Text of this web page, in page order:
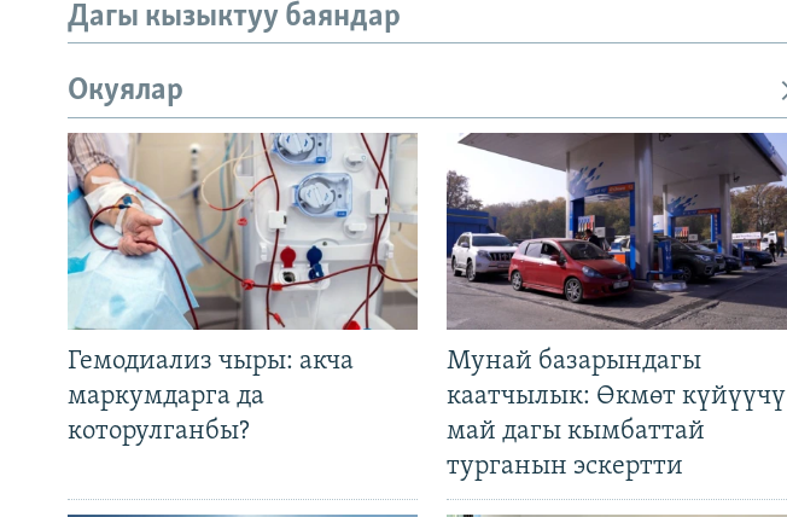
Дагы кызыктуу баяндар
Окуялар
Гемодиализ чыры: акча
маркумдарга да
которулганбы?
Мунай базарындагы
каатчылык: Өкмөт күйүүчү
май дагы кымбаттай
турганын эскертти